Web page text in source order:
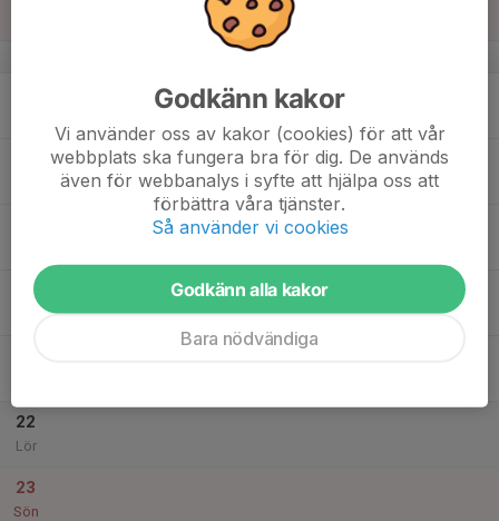
Sportfältets konstgräs
v.34
20
22
Lör
23
Sön
Godkänn kakor
Vi använder oss av kakor (cookies) för att vår
webbplats ska fungera bra för dig. De används
även för webbanalys i syfte att hjälpa oss att
förbättra våra tjänster.
Så använder vi cookies
Godkänn alla kakor
Bara nödvändiga